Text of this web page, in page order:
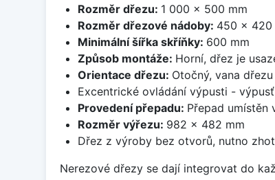
Rozměr dřezu: 1 000 x 500 mm
Rozměr dřezové nádoby: 450 x 420
Minimální šířka skříňky: 600 mm
Způsob montáže: Horní, dřez je
Orientace dřezu: Otočný, vana
Excentrické ovládání výpusti -
Provedení přepadu: Přepad umístěn
Rozměr výřezu: 982 x 482 mm
Dřez z výroby bez otvorů, nutno
Nerezové dřezy se dají integrovat do